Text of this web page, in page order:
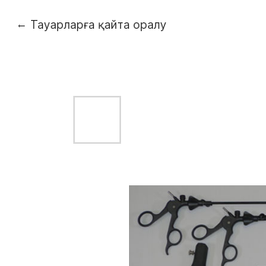
Тауарларға қайта оралу